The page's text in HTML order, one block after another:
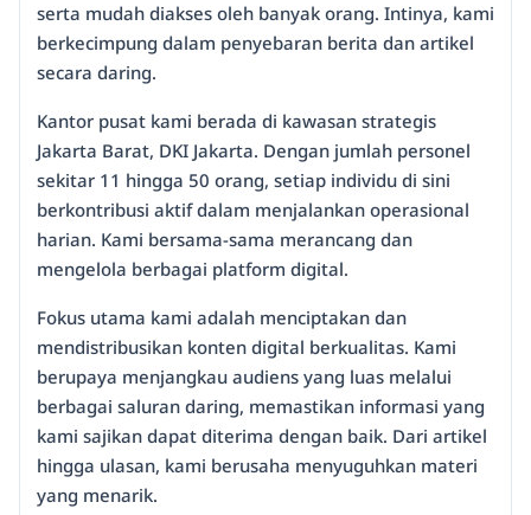
serta mudah diakses oleh banyak orang. Intinya, kami
berkecimpung dalam penyebaran berita dan artikel
secara daring.
Kantor pusat kami berada di kawasan strategis
Jakarta Barat, DKI Jakarta. Dengan jumlah personel
sekitar 11 hingga 50 orang, setiap individu di sini
berkontribusi aktif dalam menjalankan operasional
harian. Kami bersama-sama merancang dan
mengelola berbagai platform digital.
Fokus utama kami adalah menciptakan dan
mendistribusikan konten digital berkualitas. Kami
berupaya menjangkau audiens yang luas melalui
berbagai saluran daring, memastikan informasi yang
kami sajikan dapat diterima dengan baik. Dari artikel
hingga ulasan, kami berusaha menyuguhkan materi
yang menarik.